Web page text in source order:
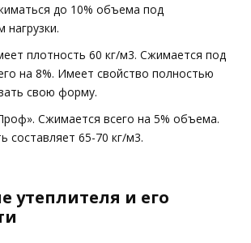
до 10% объема под
нагрузки.
плотность 60 кг/м3. Сжимается под
на 8%. Имеет свойство полностью
свою форму.
Сжимается всего на 5% объема.
составляет 65-70 кг/м3.
утеплителя и его